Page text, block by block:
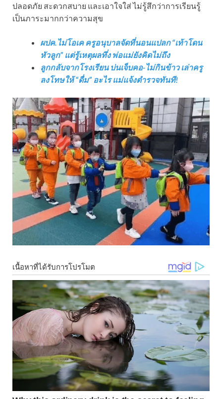
ปลอดภัย สะดวกสบาย และเอาใจใส่ ไม่รู้สึกว่าการเรียนรู้
เป็นภาระมากกว่าความสุข
ผปค.ไม่โอเค ครูอนุบาลจัดที่นอนแปลก “เท้าโดน
หัวลูก” แต่รู้เหตุผลทึ่ง พ่อแม่ยังคิดไม่ถึง
ลูกกลับจากโรงเรียน บ่นเจ็บคอ-ไม่กินข้าว เล่าครู
ลงโทษให้ “ดื่ม” อะไร แม่แจ้งตำรวจทันที!